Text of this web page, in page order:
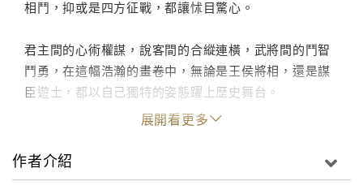
相鬥，抑或是四方征戰，都讓怵目驚心。
君主間的心術權謀，說客間的合縱連橫，武將間的鬥智
鬥勇，在這幅浩瀚的畫卷中，無論是王侯將相，還是謀
臣遊士，都以自己獨特的姿態躍上歷史舞台。
展開看更多
作者介紹